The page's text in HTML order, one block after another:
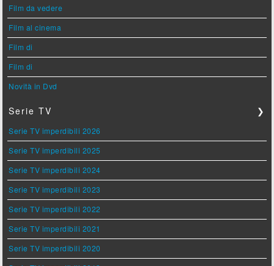
Film da vedere
Film al cinema
Film di
Film di
Novità in Dvd
Serie TV ❯
Serie TV imperdibili 2026
Serie TV imperdibili 2025
Serie TV imperdibili 2024
Serie TV imperdibili 2023
Serie TV imperdibili 2022
Serie TV imperdibili 2021
Serie TV imperdibili 2020